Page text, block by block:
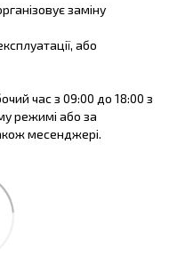
заміну
або
час з 09:00 до 18:00 з
режимі або за
месенджері.